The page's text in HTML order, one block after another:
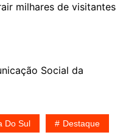
milhares de visitantes
Social da
Do Sul Destaque